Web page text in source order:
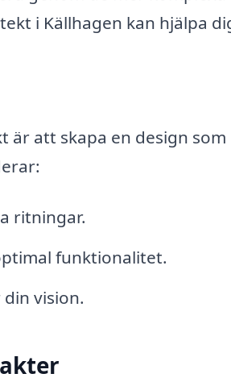
i Källhagen kan hjälpa
att skapa en design
ritningar.
funktionalitet.
vision.